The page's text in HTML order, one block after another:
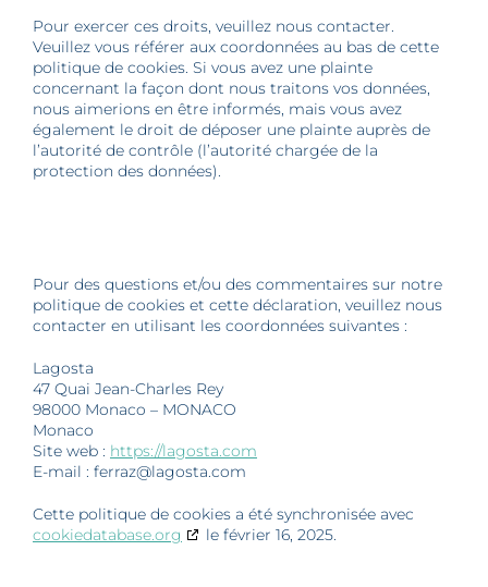
Pour exercer ces droits, veuillez nous contacter.
Veuillez vous référer aux coordonnées au bas de cette
politique de cookies. Si vous avez une plainte
concernant la façon dont nous traitons vos données,
nous aimerions en être informés, mais vous avez
également le droit de déposer une plainte auprès de
l’autorité de contrôle (l’autorité chargée de la
protection des données).
Pour des questions et/ou des commentaires sur notre
politique de cookies et cette déclaration, veuillez nous
contacter en utilisant les coordonnées suivantes :
Lagosta
47 Quai Jean-Charles Rey
98000 Monaco – MONACO
Monaco
Site web : https://lagosta.com
E-mail : ferraz@lagosta.com
Cette politique de cookies a été synchronisée avec
cookiedatabase.org
le février 16, 2025.